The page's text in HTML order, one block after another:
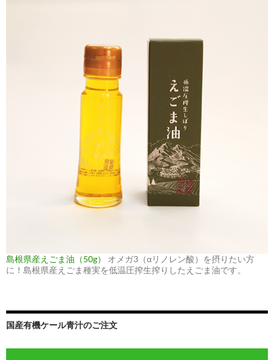
島根県産えごま油（50g）
オメガ3（αリノレン酸）を摂りたい方
に！島根県産えごま種実を低温圧搾生搾りしたえごま油です。
国産有機ケール青汁のご注文